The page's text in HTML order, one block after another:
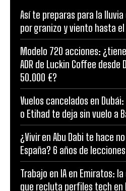
Así te preparas para la lluvia
por granizo y viento hasta
Modelo 720 acciones:
ADR de Luckin Coffee desde
50.000 €?
Vuelos cancelados en
o Etihad te deja sin vuelo a
¿Vivir en Abu Dabi te hace
España? 6 años de
Trabajo en IA en Emiratos:
que recluta perfiles tech en